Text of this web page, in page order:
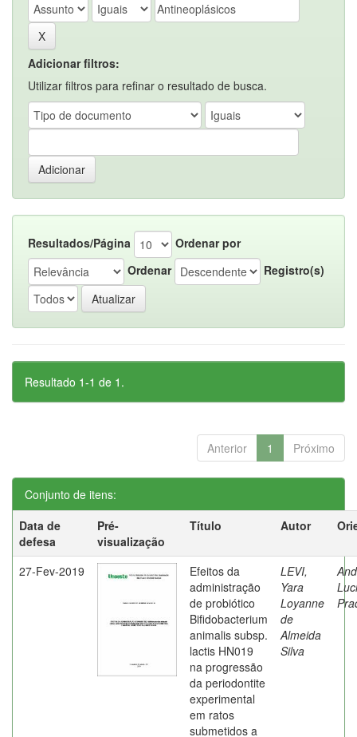
Adicionar filtros:
Utilizar filtros para refinar o resultado de busca.
Resultados/Página
Ordenar por
Ordenar
Registro(s)
Resultado 1-1 de 1.
Anterior 1 Próximo
Conjunto de itens:
Data de
defesa
Pré-
visualização
Título Autor
27-Fev-2019
Efeitos da
administração
de probiótico
Bifidobacterium
animalis subsp.
lactis HN019
na progressão
da periodontite
experimental
em ratos
submetidos a
LEVI,
Yara
Loyanne
de
Almeida
Silva